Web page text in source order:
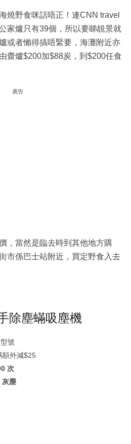
燒野食咪話唔正！連CNN travel
家爐只有39個，所以要睇靚景就
或者懶得搞唔緊要，海灘附近亦
齋爐$200加$88炭，到$200任食
廣告
，當然是臨去時到其他地方購
市係巴士站附近，買定野食入去
除塵蟎吸塵機
號
額外減$25
次
灰塵